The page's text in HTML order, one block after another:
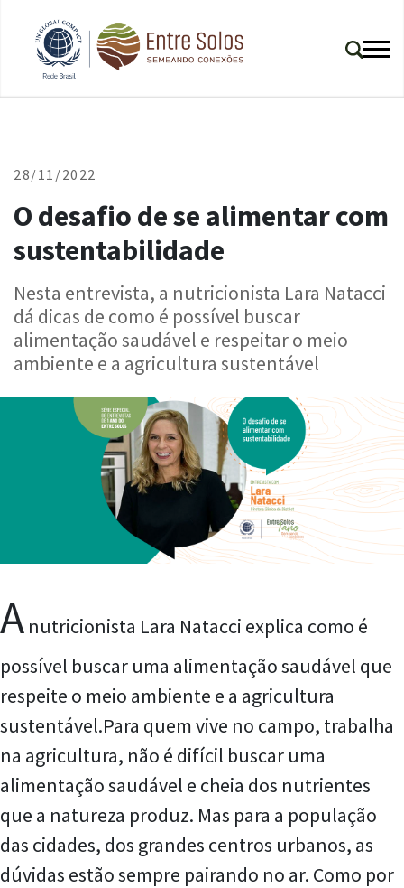
28/11/2022
O desafio de se alimentar com
sustentabilidade
Nesta entrevista, a nutricionista Lara Natacci
dá dicas de como é possível buscar
alimentação saudável e respeitar o meio
ambiente e a agricultura sustentável
A nutricionista Lara Natacci explica como é
possível buscar uma alimentação saudável que
respeite o meio ambiente e a agricultura
sustentável.Para quem vive no campo, trabalha
na agricultura, não é difícil buscar uma
alimentação saudável e cheia dos nutrientes
que a natureza produz. Mas para a população
das cidades, dos grandes centros urbanos, as
dúvidas estão sempre pairando no ar. Como por